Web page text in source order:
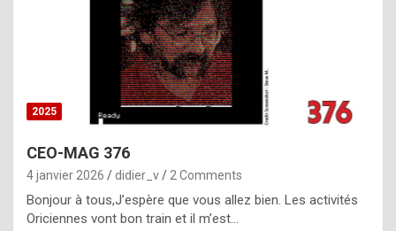
s
t
o
r
p
e
c
2025
CEO-MAG 376
4 janvier 2026 didier_v 2 Comments
Bonjour à tous,J’espère que vous allez bien. Les activités
Oriciennes vont bon train et il m’est…